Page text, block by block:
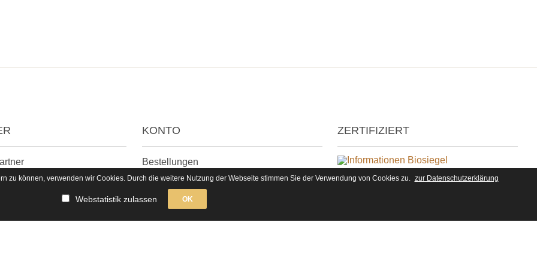
KONTO
Navigation
überspringen
Bestellungen
Anmelden
Passwort vergessen
ZERTIFIZIERT
zu können, verwenden wir Cookies. Durch die weitere Nutzung der Webseite stimmen Sie der Verwendung von Cookies zu. zur Datenschutzerklärung
Webstatistik zulassen OK